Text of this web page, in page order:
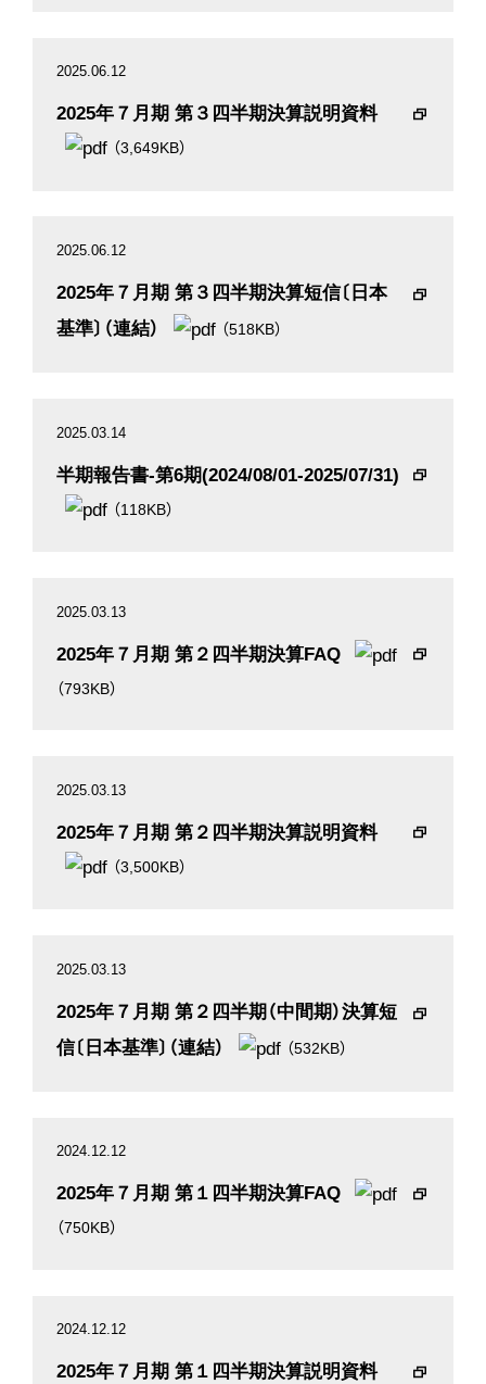
2025.06.12
2025年７月期 第３四半期決算説明資料
（3,649KB）
2025.06.12
2025年７月期 第３四半期決算短信〔日本
基準〕（連結）
（518KB）
2025.03.14
半期報告書-第6期(2024/08/01-2025/07/31)
（118KB）
2025.03.13
2025年７月期 第２四半期決算FAQ
（793KB）
2025.03.13
2025年７月期 第２四半期決算説明資料
（3,500KB）
2025.03.13
2025年７月期 第２四半期（中間期）決算短
信〔日本基準〕（連結）
（532KB）
2024.12.12
2025年７月期 第１四半期決算FAQ
（750KB）
2024.12.12
2025年７月期 第１四半期決算説明資料